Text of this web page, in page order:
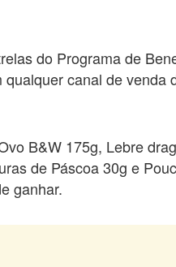
do Programa de
canal de venda
B&W 175g, Lebre
de Páscoa 30g e
ganhar.